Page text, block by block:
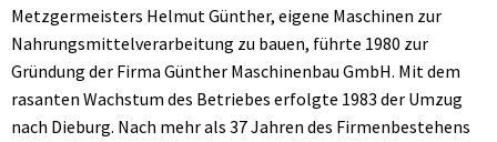
Metzgermeisters Helmut Günther, eigene Maschinen zur
Nahrungsmittelverarbeitung zu bauen, führte 1980 zur
Gründung der Firma Günther Maschinenbau GmbH. Mit dem
rasanten Wachstum des Betriebes erfolgte 1983 der Umzug
nach Dieburg. Nach mehr als 37 Jahren des Firmenbestehens